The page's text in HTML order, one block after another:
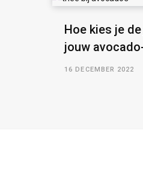
Hoe kies je
jouw
16 DECEMBER 2022